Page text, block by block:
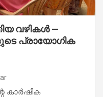
വഴികൾ —
പ്രായോഗിക
കാർഷിക